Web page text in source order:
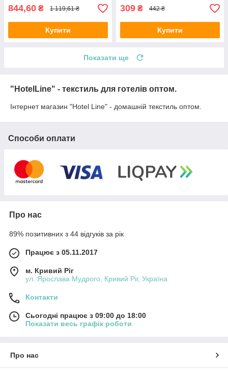
844,60 ₴ 1 119,61 ₴
Купити
309 ₴ 442 ₴
Купити
Показати ще
"HotelLine" - текстиль для готелів оптом.
Інтернет магазин "Hotel Line" - домашній текстиль оптом.
Способи оплати
Про нас
89% позитивних з 44 відгуків за рік
Працює з 05.11.2017
м. Кривий Ріг
ул. Ярослава Мудрого, Кривий Ріг, Україна
Контакти
Сьогодні працює з 09:00 до 18:00
Показати весь графік роботи
Про нас